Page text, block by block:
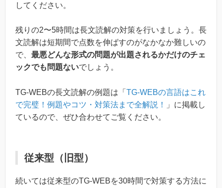
してください。
残りの2〜5時間は長文読解の対策を行いましょう。長
文読解は短期間で点数を伸ばすのがなかなか難しいの
で、 最悪どんな形式の問題が出題されるかだけのチェ
ックでも問題ないでしょう。
TG-WEBの長文読解の例題は「 TG-WEBの言語はこれ
で完璧！例題やコツ・対策法まで全解説！
」に掲載し
ているので、ぜひ合わせてご覧ください。
従来型（旧型）
続いては従来型のTG-WEBを30時間で対策する方法に